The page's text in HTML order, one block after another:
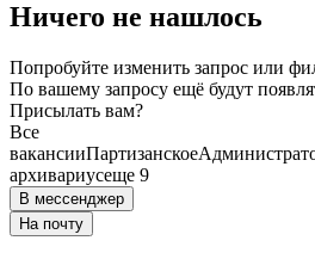
Ничего не нашлось
Попробуйте изменить запрос или
По вашему запросу ещё будут
Присылать вам?
Все
вакансииПартизанское
архивариусеще 9
В мессенджер
На почту